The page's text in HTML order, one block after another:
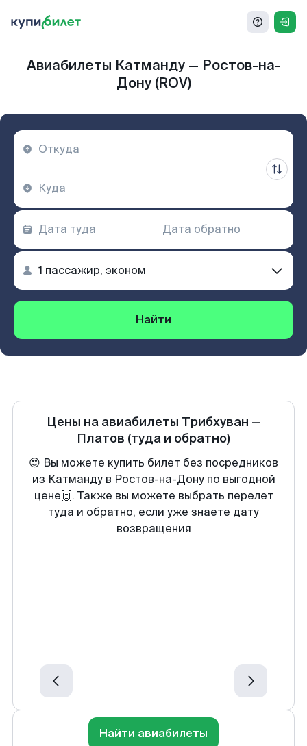
Авиабилеты Катманду — Ростов-на-
Дону (ROV)
Найти
Цены на авиабилеты Трибхуван —
Платов (туда и обратно)
😍 Вы можете купить билет без посредников
из Катманду в Ростов-на-Дону по выгодной
цене🙌. Также вы можете выбрать перелет
туда и обратно, если уже знаете дату
возвращения
Найти авиабилеты